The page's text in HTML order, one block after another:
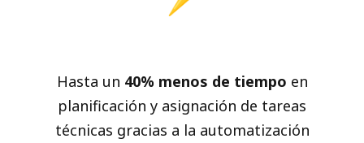
Hasta un 40% menos de tiempo en
planificación y asignación de tareas
técnicas gracias a la automatización